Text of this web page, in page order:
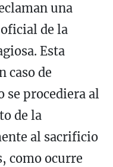
una
de la
Esta
caso de
se procediera al
de la
al sacrificio
como ocurre